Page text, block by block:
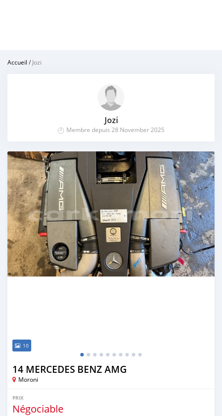
Accueil /Jozi
Jozi
Membre depuis 28 November 2025
10
14 MERCEDES BENZ AMG
Moroni
PRIX
Négociable